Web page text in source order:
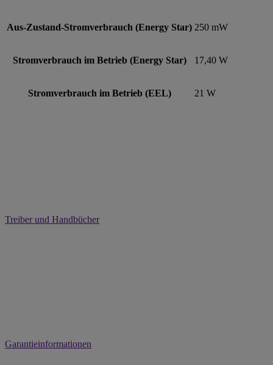
Aus-Zustand-Stromverbrauch (Energy Star) 250 mW
Stromverbrauch im Betrieb (Energy Star) 17,40 W
Stromverbrauch im Betrieb (EEL) 21 W
Treiber und Handbücher
Garantieinformationen